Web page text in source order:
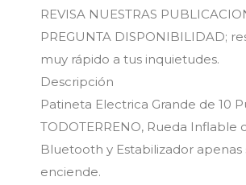
REVISA NUESTRAS
PREGUNTA DISPONIBILIDAD;
muy rápido a tus inquietudes.
Descripción
Patineta Electrica Grande de 10
TODOTERRENO, Rueda Inflable
Bluetooth y Estabilizador apenas
enciende.